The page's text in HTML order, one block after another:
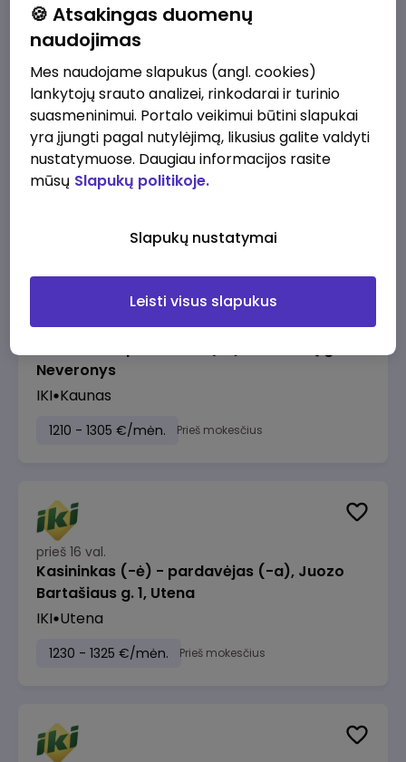
prieš 15 val.
Manevrų operatorius (-ė) (Panevėžys)
(Panevėžys, LT)
JSC Lithuanian Railways
Panevėžys
prieš 16 val.
Neveronys
IKI Kaunas
1210 - 1305 €/mėn. Prieš mokesčius
prieš 16 val.
Kasininkas (-ė) - pardavėjas (-a), Juozo
Bartašiaus g. 1, Utena
IKI Utena
1230 - 1325 €/mėn. Prieš mokesčius
🍪 Atsakingas duomenų
naudojimas
Mes naudojame slapukus (angl. cookies)
lankytojų srauto analizei, rinkodarai ir turinio
suasmeninimui. Portalo veikimui būtini slapukai
yra įjungti pagal nutylėjimą, likusius galite valdyti
nustatymuose. Daugiau informacijos rasite
mūsų Slapukų politikoje.
Slapukų nustatymai
Leisti visus slapukus